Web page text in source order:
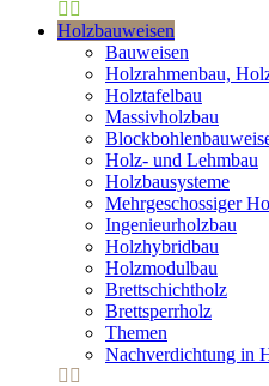
Holzbauweisen
Bauweisen
Holzrahmenbau,
Holztafelbau
Massivholzbau
Holz- und Lehmbau
Holzbausysteme
Mehrgeschossiger
Ingenieurholzbau
Holzhybridbau
Holzmodulbau
Brettschichtholz
Brettsperrholz
Themen
Nachverdichtung in